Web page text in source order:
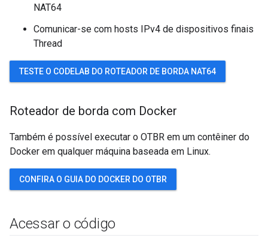
NAT64
Comunicar-se com hosts IPv4 de dispositivos finais
Thread
TESTE O CODELAB DO ROTEADOR DE BORDA NAT64
Roteador de borda com Docker
Também é possível executar o OTBR em um contêiner do
Docker em qualquer máquina baseada em Linux.
CONFIRA O GUIA DO DOCKER DO OTBR
Acessar o código